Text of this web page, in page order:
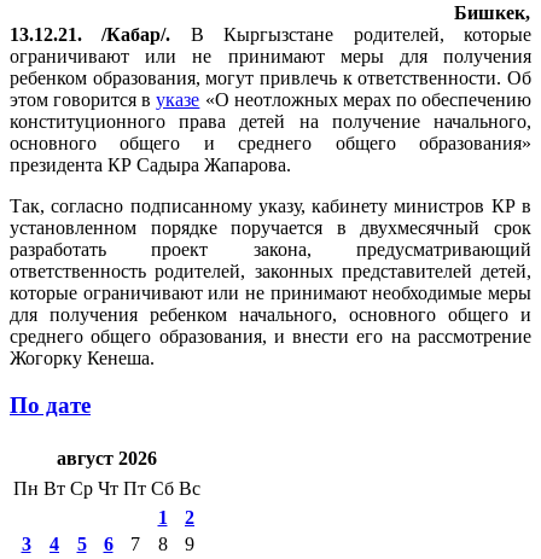
Бишкек,
13.12.21. /Кабар/. В Кыргызстане родителей, которые
ограничивают или не принимают меры для получения
ребенком образования, могут привлечь к ответственности. Об
этом говорится вуказе «О неотложных мерах по обеспечению
конституционного права детей на получение начального,
основного общего и среднего общего образования»
президента КР Садыра Жапарова.
Так, согласно подписанному указу, кабинету министров КР в
установленном порядке поручается в двухмесячный срок
разработать проект закона, предусматривающий
ответственность родителей, законных представителей детей,
которые ограничивают или не принимают необходимые меры
для получения ребенком начального, основного общего и
среднего общего образования, и внести его на рассмотрение
Жогорку Кенеша.
По дате
август 2026
Пн Вт Ср Чт Пт Сб Вс
1
2
3
4 5 6 7 8
9